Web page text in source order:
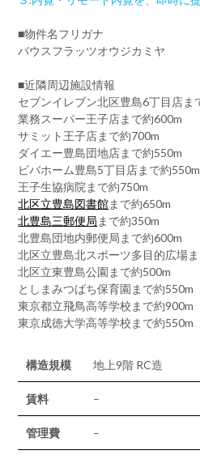
■物件名フリガナ
バウスフラッツオウジカミヤ
■近隣周辺施設情報
セブンイレブン北区豊島6丁目店ま
業務スーパー王子店まで約600m
サミット王子店まで約700m
ダイエー豊島団地店まで約550m
ビバホーム豊島5丁目店まで約550m
王子生協病院まで約750m
北区立豊島図書館まで約650m
北豊島三郵便局 まで約350m
北豊島団地内郵便局まで約600m
北区立豊島北スポーツ多目的広場
北区立東豊島公園まで約500m
としまみつばち保育園まで約550m
東京都立飛鳥高等学校まで約900m
東京成徳大学高等学校まで約550m
構造規模 地上9階 RC造
賃料 –
管理費 –